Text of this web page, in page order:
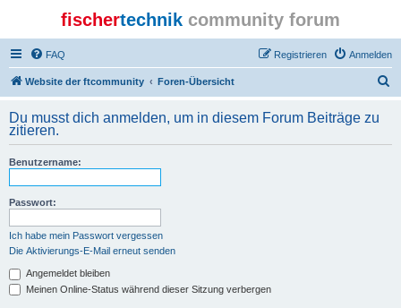
fischertechnik community forum
FAQ Anmelden
Registrieren
Website der ftcommunity Foren-Übersicht
h
Du musst dich anmelden, um in diesem Forum Beiträge zu
zitieren.
Benutzername:
Passwort:
Ich habe mein Passwort vergessen
Die Aktivierungs-E-Mail erneut senden
Angemeldet bleiben
Meinen Online-Status während dieser Sitzung verbergen